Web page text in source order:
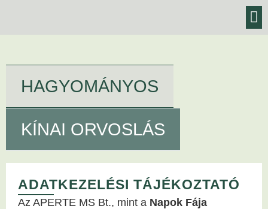
HAGYOMÁNYOS
KÍNAI ORVOSLÁS
ADATKEZELÉSI TÁJÉKOZTATÓ
Az APERTE MS Bt., mint a Napok Fája